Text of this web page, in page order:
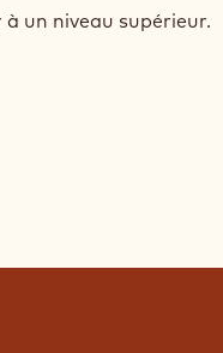
un niveau supérieur.